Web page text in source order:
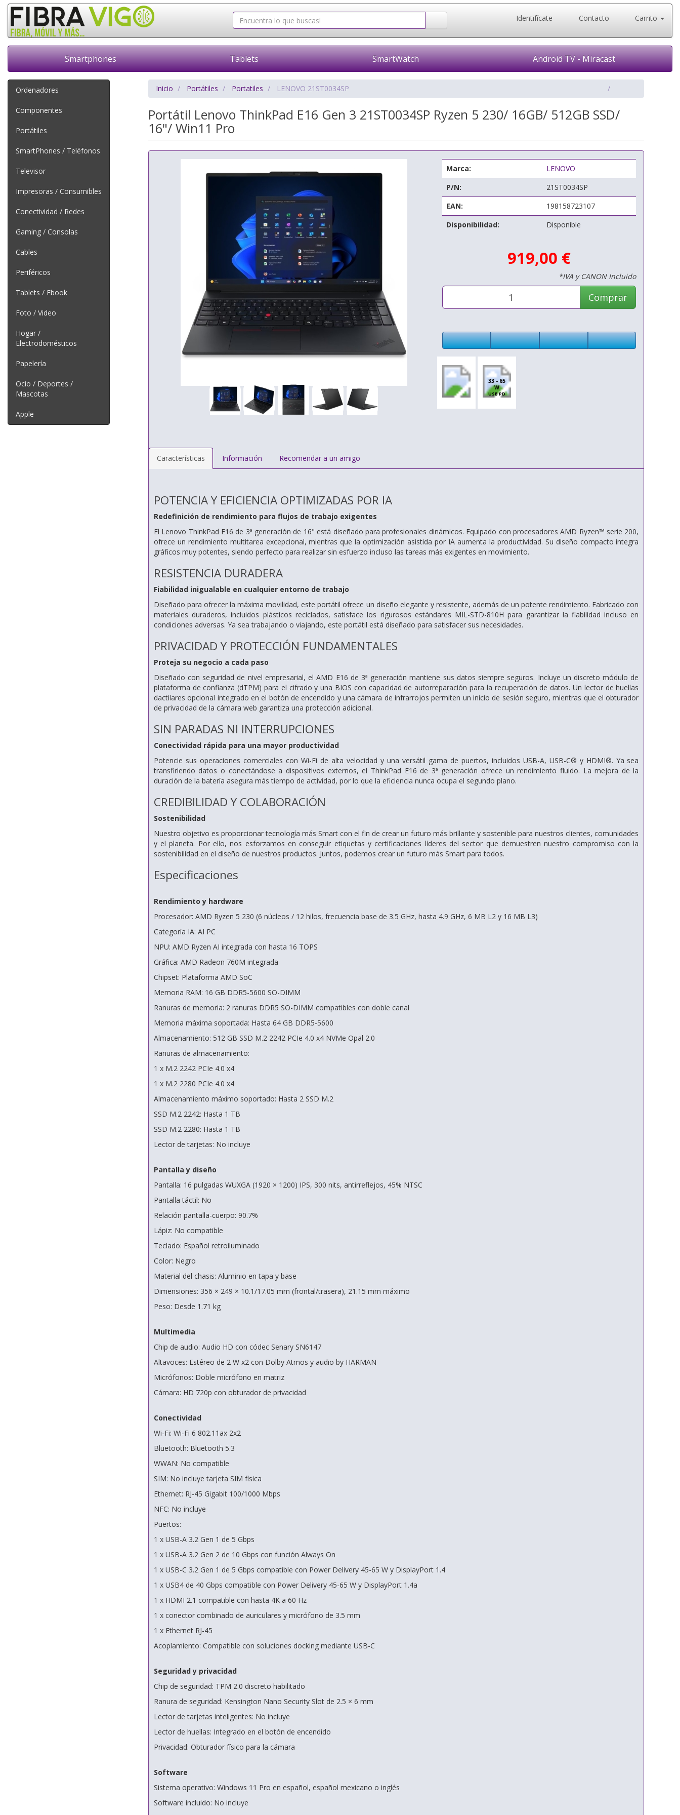
Identifícate Contacto Carrito
Smartphones Tablets SmartWatch Android TV - Miracast
Ordenadores
Componentes
Portátiles
SmartPhones / Teléfonos
Televisor
Impresoras / Consumibles
Conectividad / Redes
Gaming / Consolas
Cables
Periféricos
Tablets / Ebook
Foto / Video
Hogar /
Electrodomésticos
Papelería
Ocio / Deportes /
Mascotas
Apple
Inicio Portátiles Portatiles LENOVO 21ST0034SP
Portátil Lenovo ThinkPad E16 Gen 3 21ST0034SP Ryzen 5 230/ 16GB/ 512GB SSD/
16"/ Win11 Pro
Marca:
LENOVO
P/N:
21ST0034SP
EAN:
198158723107
Disponibilidad:
Disponible
919,00 €
*IVA y CANON Incluido
Comprar
33 - 65
W
USB PD
Características Información Recomendar a un amigo
POTENCIA Y EFICIENCIA OPTIMIZADAS POR IA
Redefinición de rendimiento para flujos de trabajo exigentes
El Lenovo ThinkPad E16 de 3ª generación de 16" está diseñado para profesionales dinámicos. Equipado con procesadores AMD Ryzen™ serie 200,
ofrece un rendimiento multitarea excepcional, mientras que la optimización asistida por IA aumenta la productividad. Su diseño compacto integra
gráficos muy potentes, siendo perfecto para realizar sin esfuerzo incluso las tareas más exigentes en movimiento.
RESISTENCIA DURADERA
Fiabilidad inigualable en cualquier entorno de trabajo
Diseñado para ofrecer la máxima movilidad, este portátil ofrece un diseño elegante y resistente, además de un potente rendimiento. Fabricado con
materiales duraderos, incluidos plásticos reciclados, satisface los rigurosos estándares MIL-STD-810H para garantizar la fiabilidad incluso en
condiciones adversas. Ya sea trabajando o viajando, este portátil está diseñado para satisfacer sus necesidades.
PRIVACIDAD Y PROTECCIÓN FUNDAMENTALES
Proteja su negocio a cada paso
Diseñado con seguridad de nivel empresarial, el AMD E16 de 3ª generación mantiene sus datos siempre seguros. Incluye un discreto módulo de
plataforma de confianza (dTPM) para el cifrado y una BIOS con capacidad de autorreparación para la recuperación de datos. Un lector de huellas
dactilares opcional integrado en el botón de encendido y una cámara de infrarrojos permiten un inicio de sesión seguro, mientras que el obturador
de privacidad de la cámara web garantiza una protección adicional.
SIN PARADAS NI INTERRUPCIONES
Conectividad rápida para una mayor productividad
Potencie sus operaciones comerciales con Wi-Fi de alta velocidad y una versátil gama de puertos, incluidos USB-A, USB-C® y HDMI®. Ya sea
transfiriendo datos o conectándose a dispositivos externos, el ThinkPad E16 de 3ª generación ofrece un rendimiento fluido. La mejora de la
duración de la batería asegura más tiempo de actividad, por lo que la eficiencia nunca ocupa el segundo plano.
CREDIBILIDAD Y COLABORACIÓN
Sostenibilidad
Nuestro objetivo es proporcionar tecnología más Smart con el fin de crear un futuro más brillante y sostenible para nuestros clientes, comunidades
y el planeta. Por ello, nos esforzamos en conseguir etiquetas y certificaciones líderes del sector que demuestren nuestro compromiso con la
sostenibilidad en el diseño de nuestros productos. Juntos, podemos crear un futuro más Smart para todos.
Especificaciones
Rendimiento y hardware
Procesador: AMD Ryzen 5 230 (6 núcleos / 12 hilos, frecuencia base de 3.5 GHz, hasta 4.9 GHz, 6 MB L2 y 16 MB L3)
Categoría IA: AI PC
NPU: AMD Ryzen AI integrada con hasta 16 TOPS
Gráfica: AMD Radeon 760M integrada
Chipset: Plataforma AMD SoC
Memoria RAM: 16 GB DDR5-5600 SO-DIMM
Ranuras de memoria: 2 ranuras DDR5 SO-DIMM compatibles con doble canal
Memoria máxima soportada: Hasta 64 GB DDR5-5600
Almacenamiento: 512 GB SSD M.2 2242 PCIe 4.0 x4 NVMe Opal 2.0
Ranuras de almacenamiento:
1 x M.2 2242 PCIe 4.0 x4
1 x M.2 2280 PCIe 4.0 x4
Almacenamiento máximo soportado: Hasta 2 SSD M.2
SSD M.2 2242: Hasta 1 TB
SSD M.2 2280: Hasta 1 TB
Lector de tarjetas: No incluye
Pantalla y diseño
Pantalla: 16 pulgadas WUXGA (1920 × 1200) IPS, 300 nits, antirreflejos, 45% NTSC
Pantalla táctil: No
Relación pantalla-cuerpo: 90.7%
Lápiz: No compatible
Teclado: Español retroiluminado
Color: Negro
Material del chasis: Aluminio en tapa y base
Dimensiones: 356 × 249 × 10.1/17.05 mm (frontal/trasera), 21.15 mm máximo
Peso: Desde 1.71 kg
Multimedia
Chip de audio: Audio HD con códec Senary SN6147
Altavoces: Estéreo de 2 W x2 con Dolby Atmos y audio by HARMAN
Micrófonos: Doble micrófono en matriz
Cámara: HD 720p con obturador de privacidad
Conectividad
Wi-Fi: Wi-Fi 6 802.11ax 2x2
Bluetooth: Bluetooth 5.3
WWAN: No compatible
SIM: No incluye tarjeta SIM física
Ethernet: RJ-45 Gigabit 100/1000 Mbps
NFC: No incluye
Puertos:
1 x USB-A 3.2 Gen 1 de 5 Gbps
1 x USB-A 3.2 Gen 2 de 10 Gbps con función Always On
1 x USB-C 3.2 Gen 1 de 5 Gbps compatible con Power Delivery 45-65 W y DisplayPort 1.4
1 x USB4 de 40 Gbps compatible con Power Delivery 45-65 W y DisplayPort 1.4a
1 x HDMI 2.1 compatible con hasta 4K a 60 Hz
1 x conector combinado de auriculares y micrófono de 3.5 mm
1 x Ethernet RJ-45
Acoplamiento: Compatible con soluciones docking mediante USB-C
Seguridad y privacidad
Chip de seguridad: TPM 2.0 discreto habilitado
Ranura de seguridad: Kensington Nano Security Slot de 2.5 × 6 mm
Lector de tarjetas inteligentes: No incluye
Lector de huellas: Integrado en el botón de encendido
Privacidad: Obturador físico para la cámara
Software
Sistema operativo: Windows 11 Pro en español, español mexicano o inglés
Software incluido: No incluye